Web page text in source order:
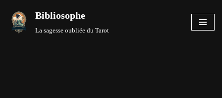
Aller
Bibliosophe
La sagesse oubliée du Tarot